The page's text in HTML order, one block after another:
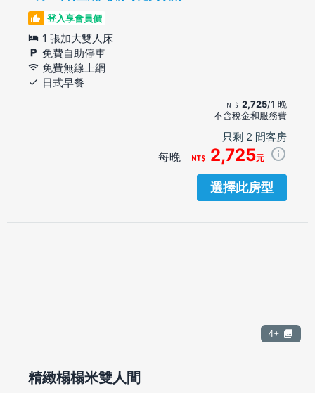
登入享會員價
1 張加大雙人床
免費自助停車
免費無線上網
日式早餐
2,725/1 晚
不含稅金和服務費
只剩 2 間客房
每晚 2,725元
選擇此房型
4+
精緻榻榻米雙人間